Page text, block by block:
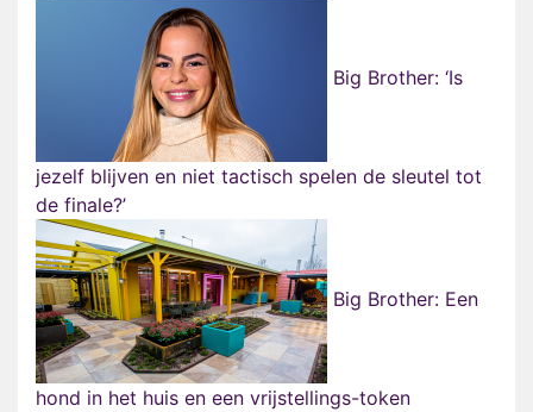
Big Brother: ‘Is
jezelf blijven en niet tactisch spelen de sleutel tot
de finale?’
Big Brother: Een
hond in het huis en een vrijstellings-token